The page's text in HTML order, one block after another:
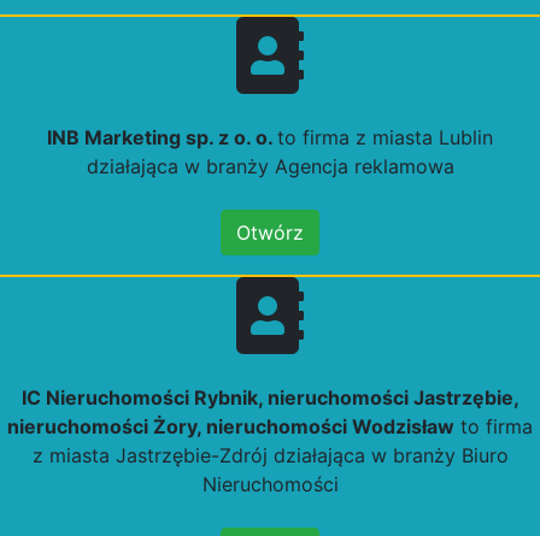
INB Marketing sp. z o. o. to firma z miasta Lublin
działająca w branży Agencja reklamowa
Otwórz
IC Nieruchomości Rybnik, nieruchomości Jastrzębie,
nieruchomości Żory, nieruchomości Wodzisław to firma
z miasta Jastrzębie-Zdrój działająca w branży Biuro
Nieruchomości